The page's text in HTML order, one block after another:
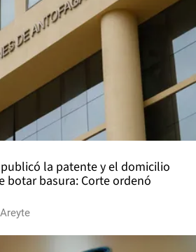
la patente y el domicilio
botar basura: Corte ordenó